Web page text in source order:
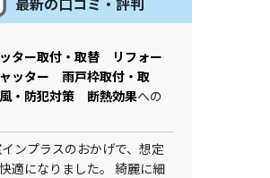
ター取付・取替 リフォー
ッター 雨戸枠取付・取
・防犯対策 断熱効果への
ンプラスのおかげで、想定
適になりました。 綺麗に細